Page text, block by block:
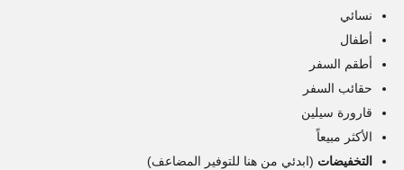
نسائي
أطفال
أطقم السفر
حقائب السفر
قارورة سيلين
الأكثر مبيعاً
التخفيضات (ابدئي من هنا للتوفير المضاعف)